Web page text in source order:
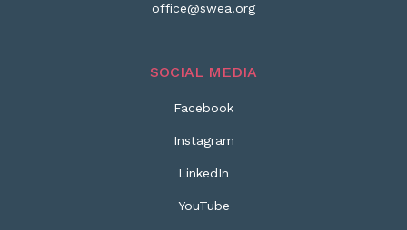
office@swea.org
SOCIAL MEDIA
Facebook
Instagram
LinkedIn
YouTube